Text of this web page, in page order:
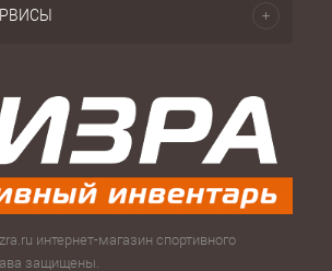
интернет-магазин спортивного
защищены.